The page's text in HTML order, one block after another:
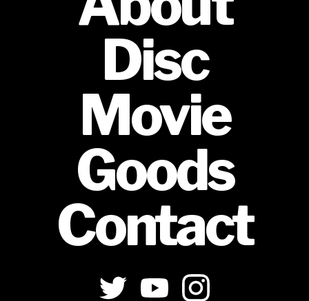
Disc
Movie
Goods
Contact